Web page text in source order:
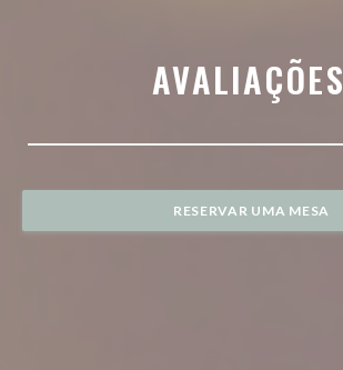
AVALIAÇÕES
RESERVAR UMA MESA